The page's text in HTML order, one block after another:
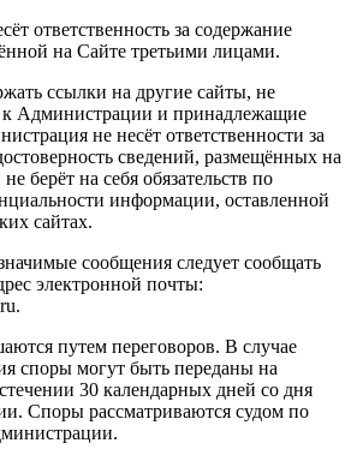
ответственность за содержание
на Сайте третьими лицами.
ссылки на другие сайты, не
Администрации и принадлежащие
не несёт ответственности за
сведений, размещённых на
берёт на себя обязательств по
информации, оставленной
сайтах.
сообщения следует сообщать
электронной почты:
путем переговоров. В случае
споры могут быть переданы на
30 календарных дней со дня
Споры рассматриваются судом по